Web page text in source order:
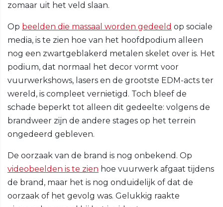
zomaar uit het veld slaan.
Op beelden die massaal worden gedeeld op sociale
media, is te zien hoe van het hoofdpodium alleen
nog een zwartgeblakerd metalen skelet over is. Het
podium, dat normaal het decor vormt voor
vuurwerkshows, lasers en de grootste EDM-acts ter
wereld, is compleet vernietigd. Toch bleef de
schade beperkt tot alleen dit gedeelte: volgens de
brandweer zijn de andere stages op het terrein
ongedeerd gebleven.
De oorzaak van de brand is nog onbekend. Op
videobeelden is te zien hoe vuurwerk afgaat tijdens
de brand, maar het is nog onduidelijk of dat de
oorzaak of het gevolg was. Gelukkig raakte